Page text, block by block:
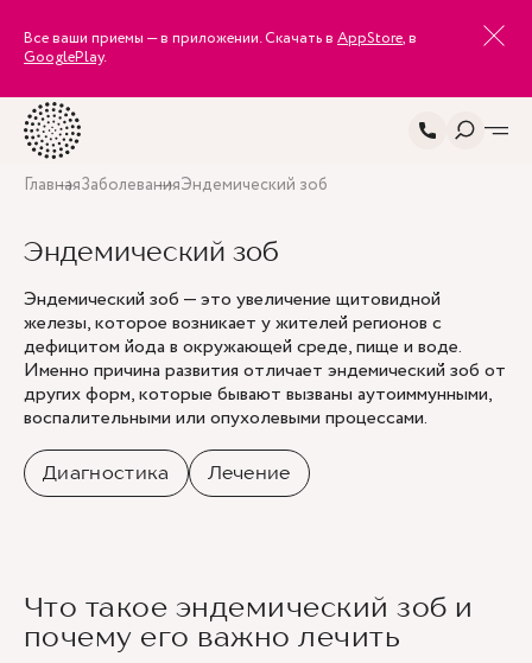
Все ваши приемы — в приложении. Скачать в AppStore, в
GooglePlay.
ГлавнаяЗаболеванияЭндемический зоб
Эндемический зоб
Эндемический зоб — это увеличение щитовидной
железы, которое возникает у жителей регионов с
дефицитом йода в окружающей среде, пище и воде.
Именно причина развития отличает эндемический зоб от
других форм, которые бывают вызваны аутоиммунными,
воспалительными или опухолевыми процессами.
Диагностика Лечение
Что такое эндемический зоб и
почему его важно лечить